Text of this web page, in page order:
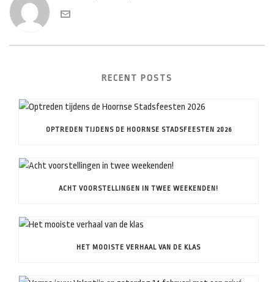
RECENT POSTS
OPTREDEN TIJDENS DE HOORNSE STADSFEESTEN 2026
ACHT VOORSTELLINGEN IN TWEE WEEKENDEN!
HET MOOISTE VERHAAL VAN DE KLAS